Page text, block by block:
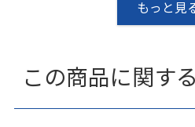
もっと見
この商品に関す